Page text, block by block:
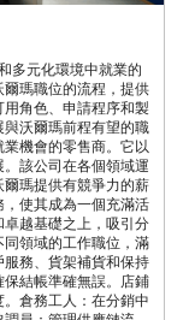
多元化環境中就業的
瑪職位的流程，提供
角色、申請程序和製
沃爾瑪前程有望的職
機會的零售商。它以
該公司在各個領域運
瑪提供有競爭力的薪
使其成為一個充滿活
越基礎之上，吸引分
領域的工作職位，滿
務、貨架補貨和保持
結帳準確無誤。店鋪
倉務工人：在分銷中